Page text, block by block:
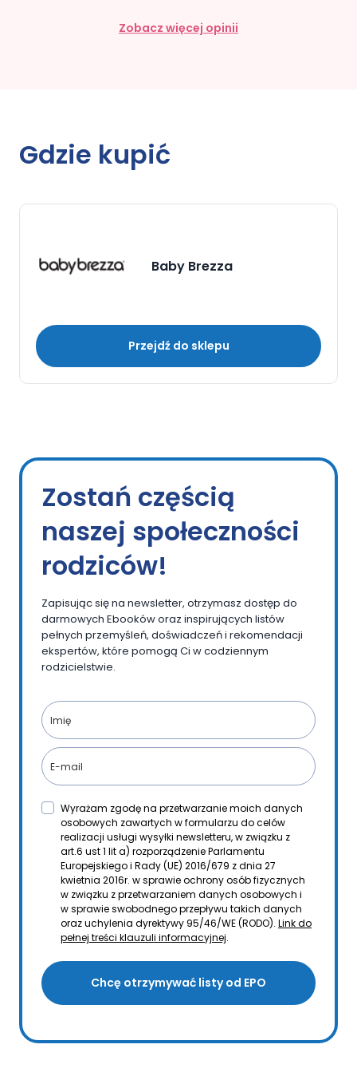
Zobacz więcej opinii
Gdzie kupić
Baby Brezza
Przejdź do sklepu
Zostań częścią
naszej społeczności
rodziców!
Zapisując się na newsletter, otrzymasz dostęp do
darmowych Ebooków oraz inspirujących listów
pełnych przemyśleń, doświadczeń i rekomendacji
ekspertów, które pomogą Ci w codziennym
rodzicielstwie.
Wyrażam zgodę na przetwarzanie moich danych
osobowych zawartych w formularzu do celów
realizacji usługi wysyłki newsletteru, w związku z
art.6 ust 1 lit a) rozporządzenie Parlamentu
Europejskiego i Rady (UE) 2016/679 z dnia 27
kwietnia 2016r. w sprawie ochrony osób fizycznych
w związku z przetwarzaniem danych osobowych i
w sprawie swobodnego przepływu takich danych
oraz uchylenia dyrektywy 95/46/WE (RODO). Link do
pełnej treści klauzuli informacyjnej.
Chcę otrzymywać listy od EPO